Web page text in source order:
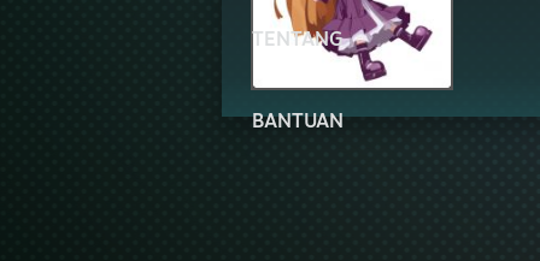
TENTANG
BANTUAN